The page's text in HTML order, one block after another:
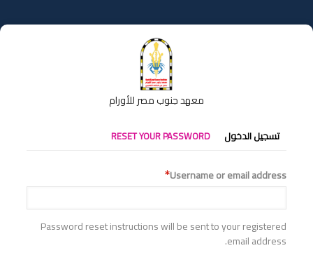
إلى
المحتوى
معهد جنوب مصر للأورام
التبويبات
الأساسية
تسجيل الدخول RESET YOUR PASSWORD
Username or email address
Password reset instructions will be sent to your registered
email address.